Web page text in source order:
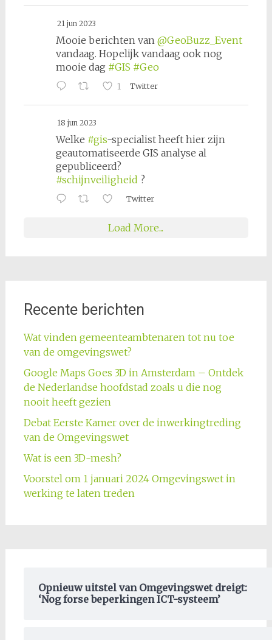
21 jun 2023
Mooie berichten van @GeoBuzz_Event
vandaag. Hopelijk vandaag ook nog
mooie dag #GIS #Geo
1 Twitter
18 jun 2023
Welke #gis-specialist heeft hier zijn
geautomatiseerde GIS analyse al
gepubliceerd?
#schijnveiligheid ?
Twitter
Load More...
Recente berichten
Wat vinden gemeenteambtenaren tot nu toe
van de omgevingswet?
Google Maps Goes 3D in Amsterdam – Ontdek
de Nederlandse hoofdstad zoals u die nog
nooit heeft gezien
Debat Eerste Kamer over de inwerkingtreding
van de Omgevingswet
Wat is een 3D-mesh?
Voorstel om 1 januari 2024 Omgevingswet in
werking te laten treden
Opnieuw uitstel van Omgevingswet dreigt:
‘Nog forse beperkingen ICT-systeem’